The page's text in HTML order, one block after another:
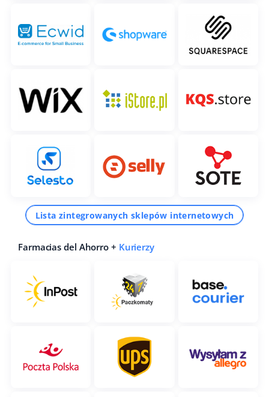
Lista zintegrowanych sklepów internetowych
Farmacias del Ahorro + Kurierzy